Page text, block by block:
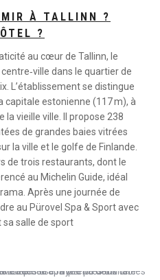
À TALLINN ?
?
au cœur de Tallinn, le
dans le quartier de
L’établissement se distingue
capitale estonienne (117 m), à
vieille ville. Il propose 238
de grandes baies vitrées
la ville et le golfe de Finlande.
de trois restaurants, dont le
au Michelin Guide, idéal
Après une journée de
au Pürovel Spa & Sport avec
sa salle de sport